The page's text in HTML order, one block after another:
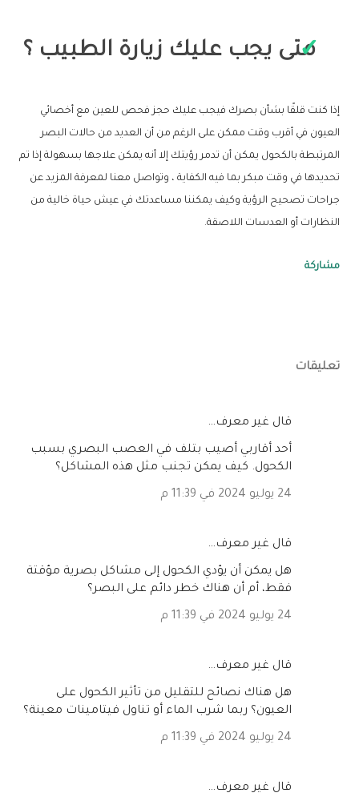
متى يجب عليك زيارة الطبيب ؟
إذا كنت قلقًا بشأن بصرك فيجب عليك حجز فحص للعين مع أخصائي
العيون في أقرب وقت ممكن على الرغم من أن العديد من حالات البصر
المرتبطة بالكحول يمكن أن تدمر رؤيتك إلا أنه يمكن علاجها بسهولة إذا تم
تحديدها في وقت مبكر بما فيه الكفاية ، وتواصل معنا لمعرفة المزيد عن
جراحات تصحيح الرؤية وكيف يمكننا مساعدتك في عيش حياة خالية من
النظارات أو العدسات اللاصقة.
مشاركة
تعليقات
‏قال غير معرف…
أحد أقاربي أصيب بتلف في العصب البصري بسبب
الكحول. كيف يمكن تجنب مثل هذه المشاكل؟
24 يوليو 2024 في 11:39 م
‏قال غير معرف…
هل يمكن أن يؤدي الكحول إلى مشاكل بصرية مؤقتة
فقط، أم أن هناك خطر دائم على البصر؟
24 يوليو 2024 في 11:39 م
‏قال غير معرف…
هل هناك نصائح للتقليل من تأثير الكحول على
العيون؟ ربما شرب الماء أو تناول فيتامينات معينة؟
24 يوليو 2024 في 11:39 م
‏قال غير معرف…